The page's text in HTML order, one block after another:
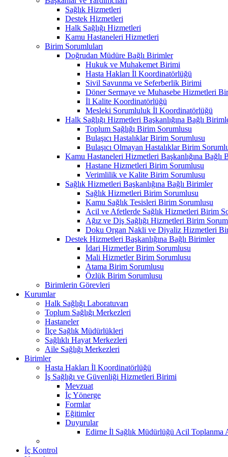
Sağlık Hizmetleri
Destek Hizmetleri
Halk Sağlığı Hizmetleri
Kamu Hastaneleri Hizmetleri
Birim Sorumluları
Doğrudan Müdüre Bağlı Birimler
Hukuk ve Muhakemet Birimi
Hasta Hakları İl Koordinatörlüğü
Sivil Savunma ve Seferberlik Birimi
Döner Sermaye ve Muhasebe Hizmetleri
İl Kalite Koordinatörlüğü
Mesleki Sorumluluk İl Koordinatörlüğü
Halk Sağlığı Hizmetleri Başkanlığına Bağlı
Toplum Sağlığı Birim Sorumlusu
Bulaşıcı Hastalıklar Birim Sorumlusu
Bulaşıcı Olmayan Hastalıklar Birim
Kamu Hastaneleri Hizmetleri Başkanlığına Bağlı
Hastane Hizmetleri Birim Sorumlusu
Verimlilik ve Kalite Birim Sorumlusu
Sağlık Hizmetleri Başkanlığına Bağlı Birimler
Sağlık Hizmetleri Birim Sorumlusu
Kamu Sağlık Tesisleri Birim Sorumlusu
Acil ve Afetlerde Sağlık Hizmetleri Birim
Ağız ve Diş Sağlığı Hizmetleri Birim
Doku Organ Nakli ve Diyaliz Hizmetleri
Destek Hizmetleri Başkanlığına Bağlı Birimler
İdari Hizmetler Birim Sorumlusu
Mali Hizmetler Birim Sorumlusu
Atama Birim Sorumlusu
Özlük Birim Sorumlusu
Birimlerin Görevleri
Kurumlar
Halk Sağlığı Laboratuvarı
Toplum Sağlığı Merkezleri
Hastaneler
İlçe Sağlık Müdürlükleri
Sağlıklı Hayat Merkezleri
Aile Sağlığı Merkezleri
Birimler
Hasta Hakları İl Koordinatörlüğü
İş Sağlığı ve Güvenliği Hizmetleri Birimi
Mevzuat
İç Yönerge
Formlar
Eğitimler
Duyurular
Edirne İl Sağlık Müdürlüğü Acil Toplanma
İç Kontrol